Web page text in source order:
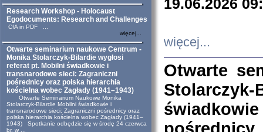
Research Workshop - Holocaust
Egodocuments: Research and Challenges
CfA in PDF ...
więcej...
Otwarte seminarium naukowe Centrum -
Monika Stolarczyk-Bilardie wygłosi
referat pt. Mobilni świadkowie i
transnarodowe sieci: Zagraniczni
pośrednicy oraz polska hierarchia
kościelna wobec Zagłady (1941–1943)
Otwarte Seminarium Naukowe Monika
Stolarczyk-Bilardie Mobilni świadkowie i
transnarodowe sieci: Zagraniczni pośrednicy oraz
polska hierarchia kościelna wobec Zagłady (1941–
1943) Spotkanie odbędzie się w środę 24 czerwca
br. w ...
19.06.2026
więcej...
Otwarte